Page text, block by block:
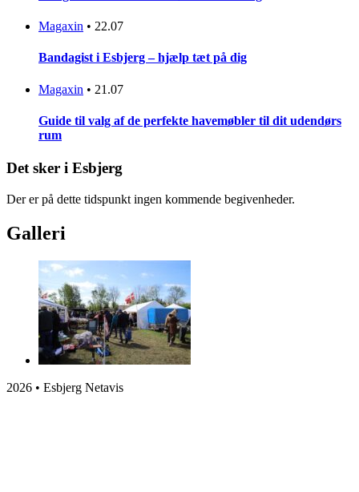
Magaxin • 22.07
Bandagist i Esbjerg – hjælp tæt på dig
Magaxin • 21.07
Guide til valg af de perfekte havemøbler til dit udendørs
rum
Det sker i Esbjerg
Der er på dette tidspunkt ingen kommende begivenheder.
Galleri
2026 • Esbjerg Netavis